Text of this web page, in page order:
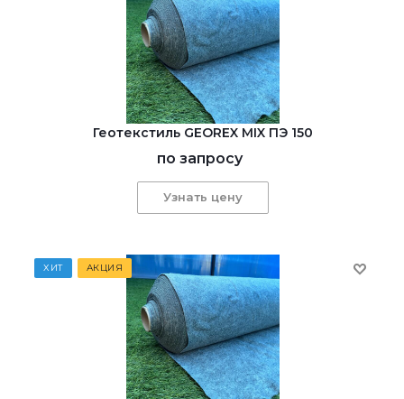
Геотекстиль GEOREX MIX ПЭ 150
по запросу
Узнать цену
ХИТ АКЦИЯ